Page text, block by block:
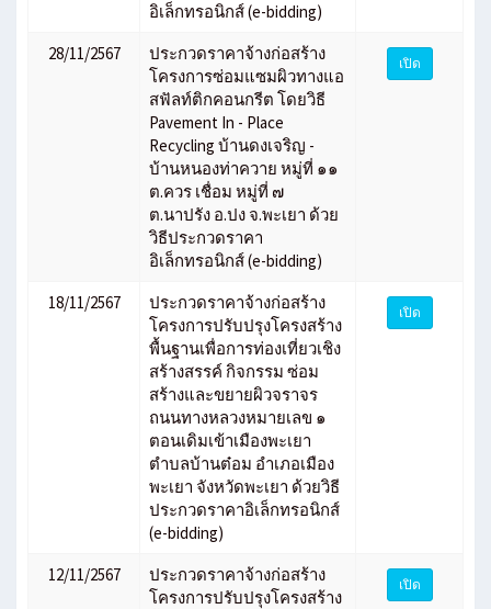
อิเล็กทรอนิกส์ (e-bidding)
28/11/2567
ประกวดราคาจ้างก่อสร้าง
โครงการซ่อมแซมผิวทางแอ
สฟัลท์ติกคอนกรีต โดยวิธี
Pavement In - Place
Recycling บ้านดงเจริญ -
บ้านหนองท่าควาย หมู่ที่ ๑๑
ต.ควร เชื่อม หมู่ที่ ๗
ต.นาปรัง อ.ปง จ.พะเยา ด้วย
วิธีประกวดราคา
อิเล็กทรอนิกส์ (e-bidding)
เปิด
18/11/2567
ประกวดราคาจ้างก่อสร้าง
โครงการปรับปรุงโครงสร้าง
พื้นฐานเพื่อการท่องเที่ยวเชิง
สร้างสรรค์ กิจกรรม ซ่อม
สร้างและขยายผิวจราจร
ถนนทางหลวงหมายเลข ๑
ตอนเดิมเข้าเมืองพะเยา
ตำบลบ้านต๋อม อำเภอเมือง
พะเยา จังหวัดพะเยา ด้วยวิธี
ประกวดราคาอิเล็กทรอนิกส์
(e-bidding)
เปิด
12/11/2567
ประกวดราคาจ้างก่อสร้าง
โครงการปรับปรุงโครงสร้าง
เปิด